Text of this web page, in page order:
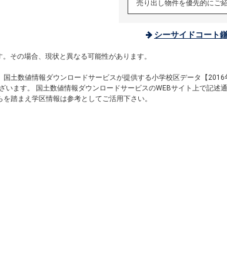
売り出し物件を優先的にご
シーサイドコート
その場合、現状と異なる可能性があります。
土数値情報ダウンロードサービスが提供する小学校区データ【
ます。 国土数値情報ダウンロードサービスのWEBサイト上で記述
踏まえ学区情報は参考としてご活用下さい。